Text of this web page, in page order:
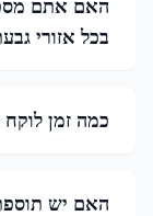
האם אתם
בכל אזורי
כמה זמן לוקח
האם יש